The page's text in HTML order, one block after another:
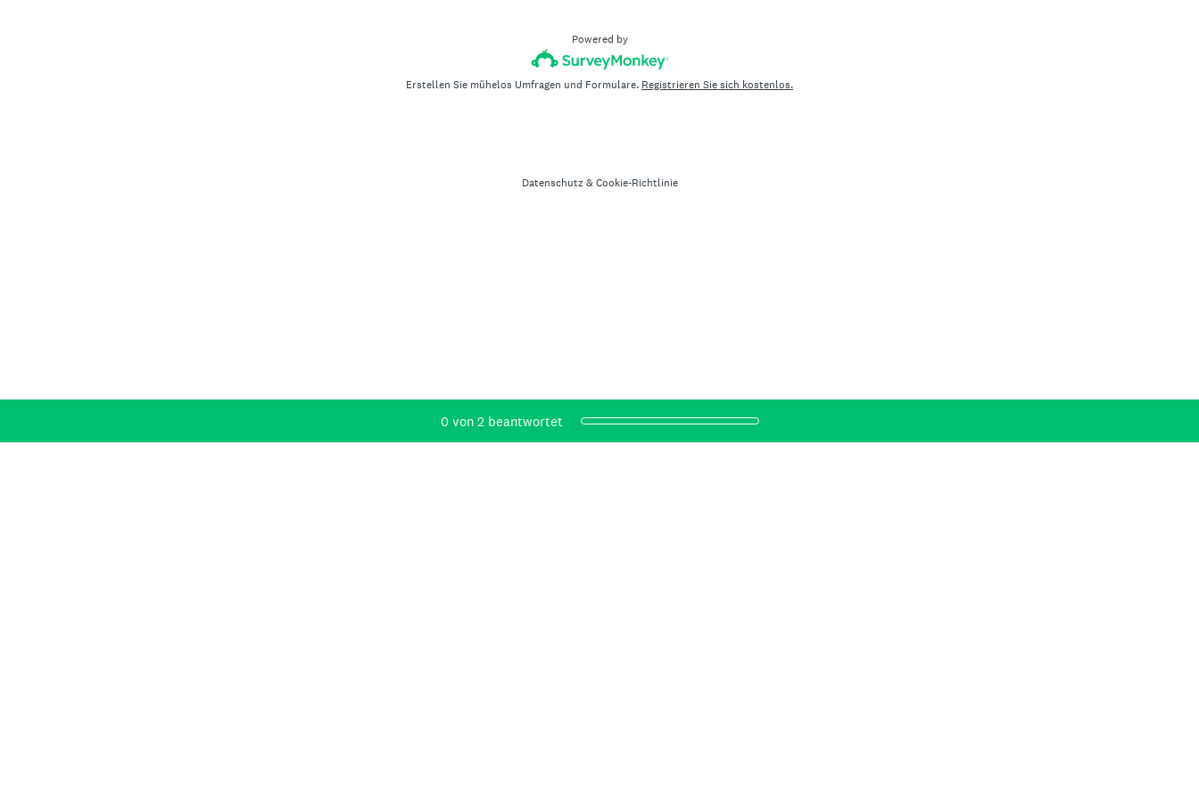
Aktueller Fortschritt,
0 von 2 beantwortet
Powered by
Erstellen Sie mühelos Umfragen und Formulare. Registrieren Sie sich kostenlos.
Datenschutz & Cookie-Richtlinie